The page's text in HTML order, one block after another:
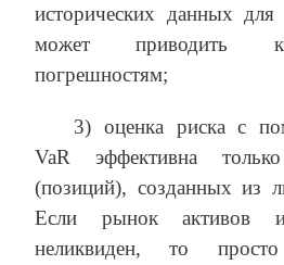
исторических данных для
может приводить к
погрешностям;
3) оценка риска с
VaR эффективна
(позиций), созданных из
Если рынок активов
неликвиден, то